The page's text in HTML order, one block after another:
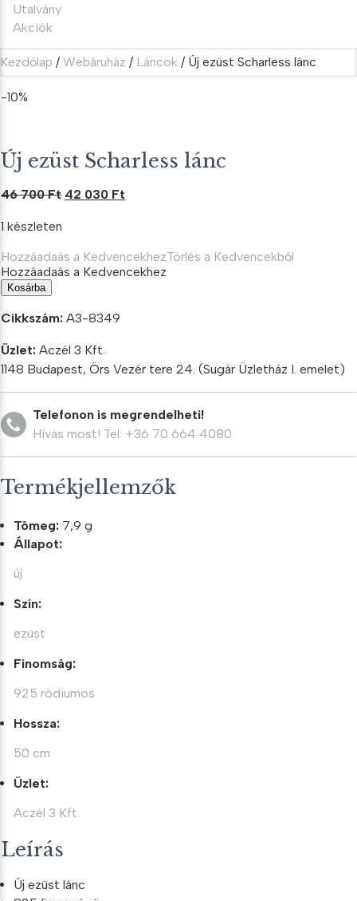
Utalvány
Akciók
Kezdőlap / Webáruház / Láncok / Új ezüst Scharless lánc
-10%
Új ezüst Scharless lánc
46 700Ft Original
700 Ft.
42 030 Ft
030 Ft.
1 készleten
Hozzáadaás a KedvencekhezTörlés a Kedvencekből
Hozzáadaás a Kedvencekhez
Új
ezüst
Scharless
mennyiség
Kosárba
Cikkszám: A3-8349
Üzlet: Aczél 3 Kft.
1148 Budapest, Örs Vezér tere 24. (Sugár Üzletház I. emelet)
Telefonon is megrendelheti!
Hívás most! Tel: +36 70 664 4080
Termékjellemzők
Tömeg: 7,9 g
Állapot:
új
Szín:
ezüst
Finomság:
925 ródiumos
Hossza:
50 cm
Üzlet:
Aczél 3 Kft.
Leírás
Új ezüst lánc